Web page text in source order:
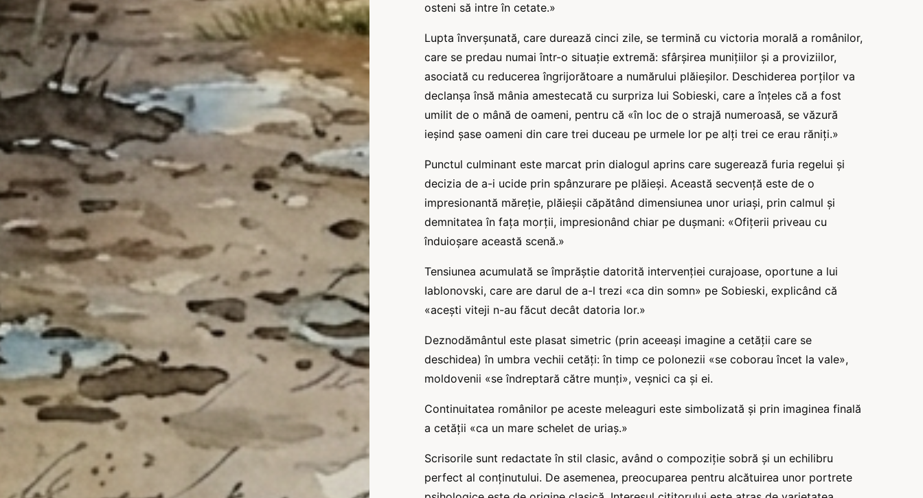
osteni să intre în cetate.»
Lupta înverșunată, care durează cinci zile, se termină cu victoria morală a românilor,
care se predau numai într-o situație extremă: sfârșirea munițiilor şi a proviziilor,
asociată cu reducerea îngrijorătoare a numărului plăieșilor. Deschiderea porților va
declanșa însă mânia amestecată cu surpriza lui Sobieski, care a înțeles că a fost
umilit de o mână de oameni, pentru că «în loc de o strajă numeroasă, se văzură
ieșind șase oameni din care trei duceau pe urmele lor pe alți trei ce erau răniți.»
Punctul culminant este marcat prin dialogul aprins care sugerează furia regelui şi
decizia de a-i ucide prin spânzurare pe plăieși. Această secvență este de o
impresionantă măreție, plăieșii căpătând dimensiunea unor uriași, prin calmul şi
demnitatea în fața morții, impresionând chiar pe dușmani: «Ofițerii priveau cu
înduioșare această scenă.»
Tensiunea acumulată se împrăștie datorită intervenției curajoase, oportune a lui
Iablonovski, care are darul de a-l trezi «ca din somn» pe Sobieski, explicând că
«acești viteji n-au făcut decât datoria lor.»
Deznodământul este plasat simetric (prin aceeași imagine a cetății care se
deschidea) în umbra vechii cetăți: în timp ce polonezii «se coborau încet la vale»,
moldovenii «se îndreptară către munți», veșnici ca şi ei.
Continuitatea românilor pe aceste meleaguri este simbolizată şi prin imaginea finală
a cetății «ca un mare schelet de uriaș.»
Scrisorile sunt redactate în stil clasic, având o compoziție sobră şi un echilibru
perfect al conținutului. De asemenea, preocuparea pentru alcătuirea unor portrete